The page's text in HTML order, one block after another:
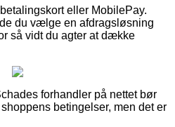
eller MobilePay.
du vælge en afdragsløsning
så vidt du agter at dække
forhandler på nettet bør
betingelser, men det er